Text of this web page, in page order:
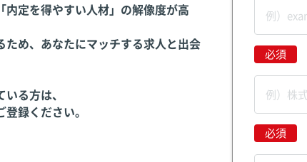
定を得やすい人材」の解像度が高
ため、あなたにマッチする求人と出会
る方は、
録ください。